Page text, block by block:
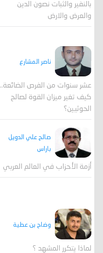
بالنفير والثبات نصون الدين
والعرض والارض
ناصر المشارع
عشر سنوات من الفرص الضائعة..
كيف تغير ميزان القوة لصالح
الحوثيين؟
صالح علي الدويل
باراس
أزمة الأحزاب في العالم العربي
وضاح بن عطية
لماذا يتكرر المشهد ؟